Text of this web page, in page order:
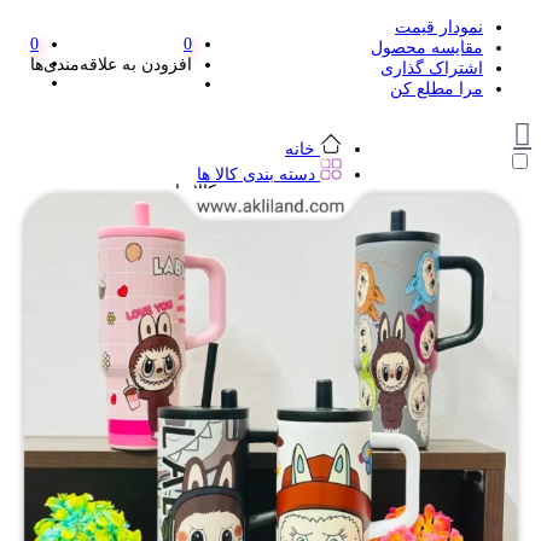
نمودار قیمت
مقایسه محصول
اشتراک گذاری
مرا مطلع کن
0
افزودن به علاقه‌مندی‌ها
0
خانه
دسته بندی کالا ها
دسته بندی کالا ها
لوازم تحریر و هنر
لوازم تحریر و هنر
پاک کن و غلط گیر
مداد تراش
اتود و نوک
روان نویس فانتزی
خودکار و خودکار فشاری
ماژیک ها
دفترچه یادداشت
استیکر
استیک نوت
خط کش و گونیا
کیف غذا
کوله پشتی
چسب
کاتر فانتزی
بوک مارک
ماشین حساب